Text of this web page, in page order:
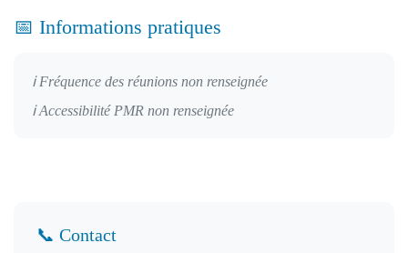
📅 Informations pratiques
ℹ️ Fréquence des réunions non renseignée
ℹ️ Accessibilité PMR non renseignée
📞 Contact